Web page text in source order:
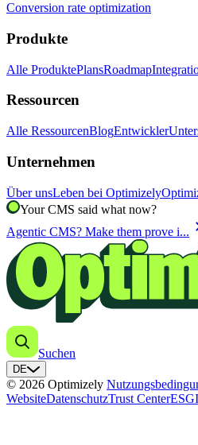
Conversion rate optimization
Produkte
Alle ProduktePlansRoadmap
Ressourcen
Alle RessourcenBlogEntwickler
Unternehmen
Über unsLeben bei Optimizely
Your CMS said what now?
Agentic CMS? Make them prove i...
Suchen
DE
© 2026 Optimizely
WebsiteDatenschutzTrust CenterESG